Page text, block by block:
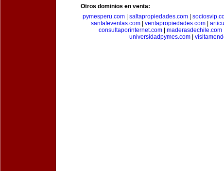
Otros dominios en venta:
pymesperu.com| saltapropiedades.com|
santafeventas.com| ventapropiedades.com|
consultaporinternet.com
maderasdechile.com
universidadpymes.com